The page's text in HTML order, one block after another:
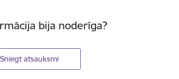
bija noderīga?
Sniegt atsauksmi